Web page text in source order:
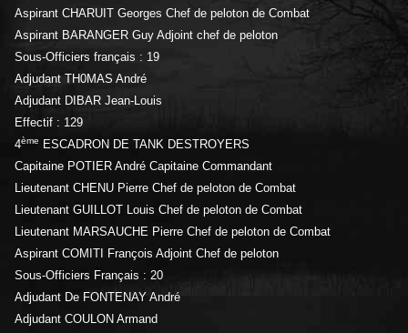
Aspirant CHARUIT Georges Chef de peloton de Combat
Aspirant BARANGER Guy Adjoint chef de peloton
Sous-Officiers français : 19
Adjudant TH0MAS André
Adjudant DIBAR Jean-Louis
Effectif : 129
4ème
ESCADRON DE TANK DESTROYERS
Capitaine POTIER André Capitaine Commandant
Lieutenant CHENU Pierre Chef de peloton de Combat
Lieutenant GUILLOT Louis Chef de peloton de Combat
Lieutenant MARSAUCHE Pierre Chef de peloton de Combat
Aspirant COMITI François Adjoint Chef de peloton
Sous-Officiers Français : 20
Adjudant De FONTENAY André
Adjudant COULON Armand